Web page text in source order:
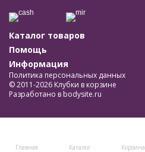
Главная Каталог Корзина
Каталог товаров
Помощь
Информация
Политика персональных данных
© 2011-2026 Клубки в корзине
Разработано в bodysite.ru